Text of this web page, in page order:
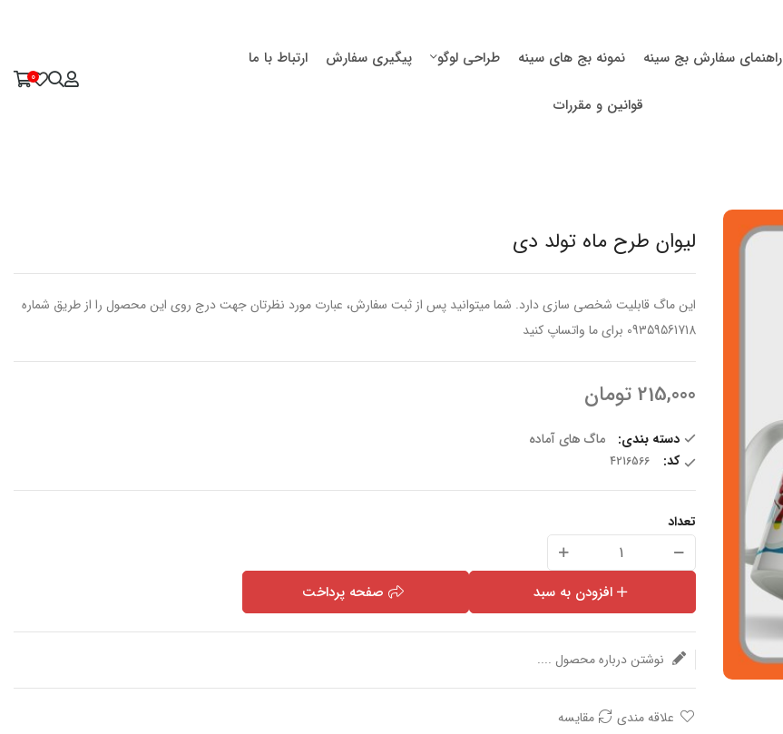
راهنمای سفارش بج سینه نمونه بج های سینه طراحی لوگو پیگیری سفارش ارتباط با ما
قوانین و مقررات
0
لیوان طرح ماه تولد دی
این ماگ قابلیت شخصی سازی دارد. شما میتوانید پس از ثبت سفارش، عبارت مورد نظرتان جهت درج روی این محصول را از طریق شماره
09359561718 برای ما واتساپ کنید
215,000 تومان
دسته بندی:
ماگ های آماده
کد:
تعداد
افزودن به سبد صفحه پرداخت
نوشتن درباره محصول ....
علاقه مندی مقایسه